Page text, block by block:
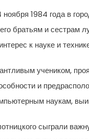
1984 года в
братьям и сестрам
к науке и
учеником,
и
наукам,
сыграли